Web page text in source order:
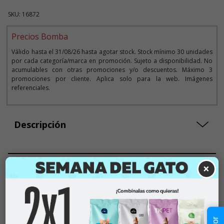
SKU: 16872
Precios Bomba
Válido hasta el 31/08/26 hasta agotar stock. Stock mínimo 30 unidades
por cada categoría/marca en promoción. Sujeto a disponibilidad. No
acumulables con otras promociones y/o descuentos. Máximo 3
promociones por cliente. Aplica solo para la web. Imágenes
referenciales.
Descripción
Seleccionar Peso
12 KG
$4749x KG
$79.990 $56.990
×